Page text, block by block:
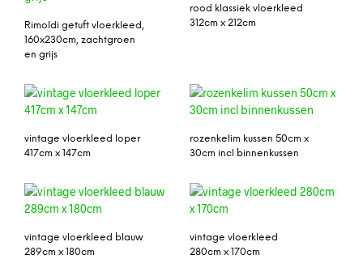
Rimoldi getuft vloerkleed,
160x230cm, zachtgroen
en grijs
rood klassiek vloerkleed
312cm x 212cm
vintage vloerkleed loper
417cm x 147cm
rozenkelim kussen 50cm x
30cm incl binnenkussen
vintage vloerkleed blauw
289cm x 180cm
vintage vloerkleed
280cm x 170cm